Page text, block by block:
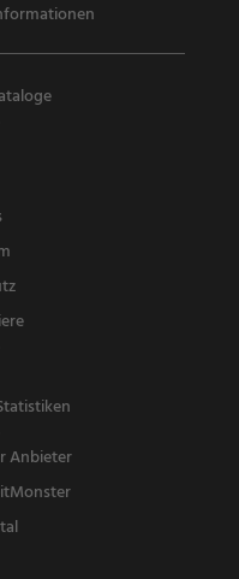
Anbieter